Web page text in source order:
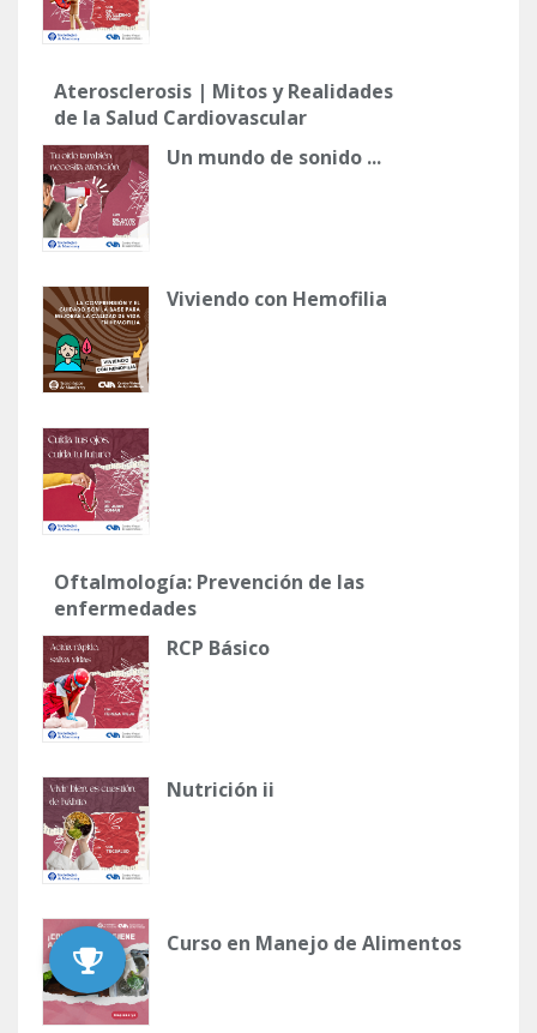
Aterosclerosis | Mitos y Realidades
de la Salud Cardiovascular
Un mundo de sonido ...
Viviendo con Hemofilia
Oftalmología: Prevención de las
enfermedades
RCP Básico
Nutrición ii
Curso en Manejo de Alimentos